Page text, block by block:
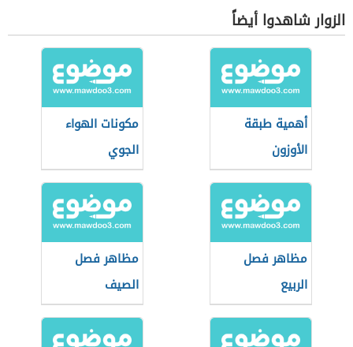
الزوار شاهدوا أيضاً
أهمية طبقة
الأوزون
مكونات الهواء
الجوي
مظاهر فصل
الربيع
مظاهر فصل
الصيف